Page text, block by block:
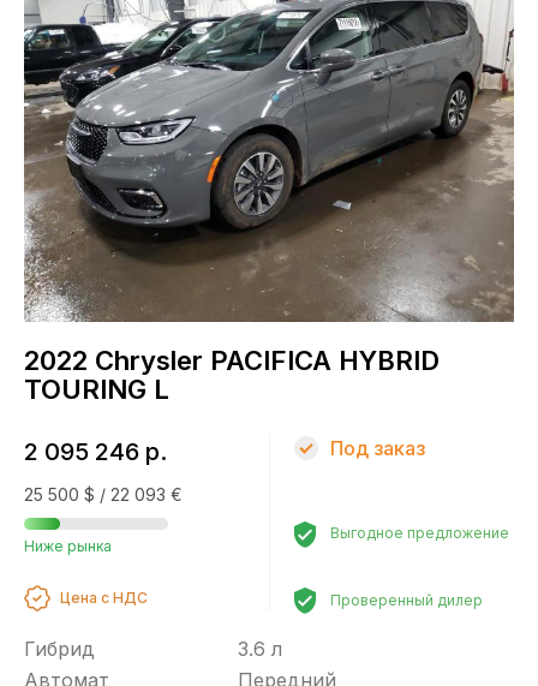
Топливо
Гибрид
КПП
Автомат
Привод
Передний
Минивен
2022 Chrysler PACIFICA HYBRID
TOURING L
Гибрид
3.6 л
Автомат
Передний
2 095 246 р.
25 500 $ / 22 093 €
Ниже рынка
Цена с НДС
Под заказ
Выгодное предложение
Проверенный дилер